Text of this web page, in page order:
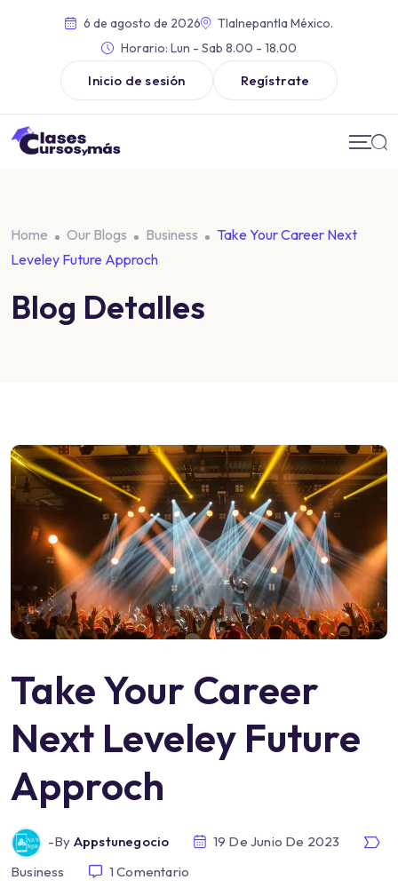
6 de agosto de 2026
Tlalnepantla México.
Horario: Lun - Sab 8.00 - 18.00
Inicio de sesión Regístrate
Home Our Blogs Business
Take Your Career Next
Leveley Future Approch
Blog Detalles
Take Your Career
Next Leveley Future
Approch
-by Appstunegocio
19 De Junio De 2023
Business
1 Comentario